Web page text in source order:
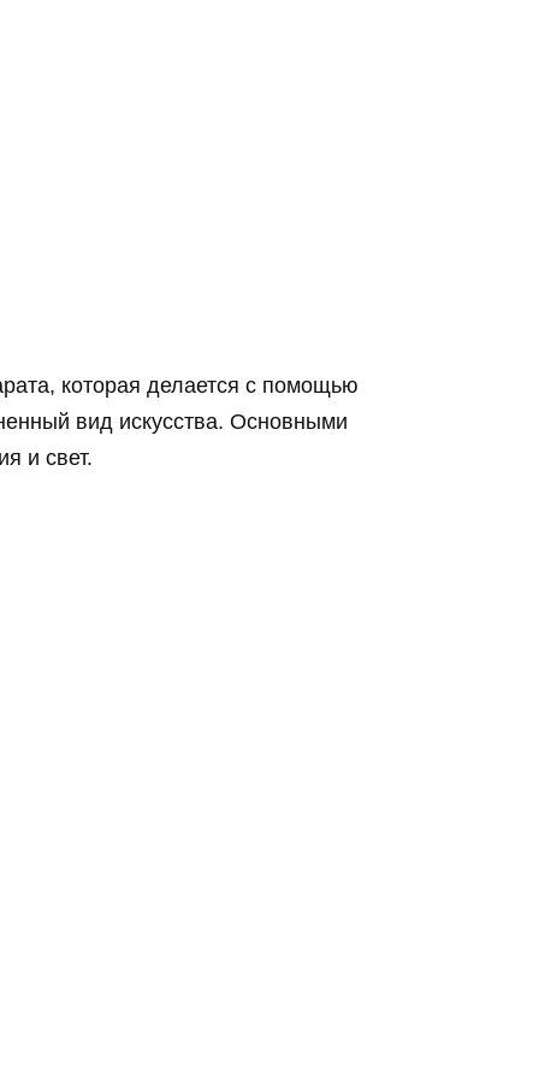
которая делается с помощью
вид искусства. Основными
и свет.